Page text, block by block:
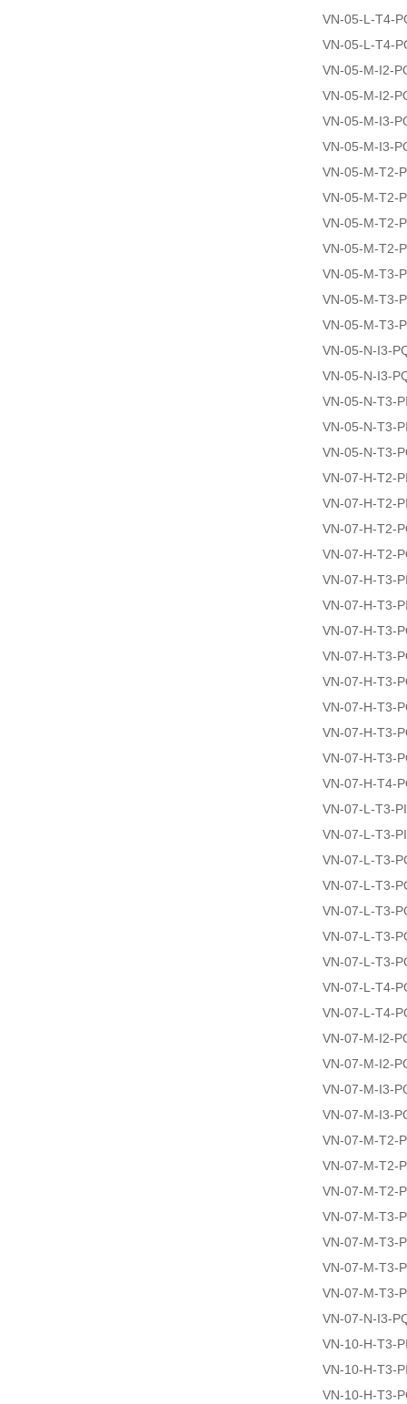
VN-05-L-T4-
VN-05-L-T4-
VN-05-M-I2-
VN-05-M-I2-
VN-05-M-I3-
VN-05-M-I3-
VN-05-M-T2-
VN-05-M-T2-
VN-05-M-T2-
VN-05-M-T2-
VN-05-M-T3-
VN-05-M-T3-
VN-05-M-T3-
VN-05-N-I3-
VN-05-N-I3-
VN-05-N-T3-
VN-05-N-T3-
VN-05-N-T3-
VN-07-H-T2-
VN-07-H-T2-
VN-07-H-T2-
VN-07-H-T2-
VN-07-H-T3-
VN-07-H-T3-
VN-07-H-T3-
VN-07-H-T3-
VN-07-H-T3-
VN-07-H-T3-
VN-07-H-T3-
VN-07-H-T3-
VN-07-H-T4-
VN-07-L-T3-
VN-07-L-T3-
VN-07-L-T3-
VN-07-L-T3-
VN-07-L-T3-
VN-07-L-T3-
VN-07-L-T3-
VN-07-L-T4-
VN-07-L-T4-
VN-07-M-I2-
VN-07-M-I2-
VN-07-M-I3-
VN-07-M-I3-
VN-07-M-T2-
VN-07-M-T2-
VN-07-M-T2-
VN-07-M-T3-
VN-07-M-T3-
VN-07-M-T3-
VN-07-M-T3-
VN-07-N-I3-
VN-10-H-T3-
VN-10-H-T3-
VN-10-H-T3-